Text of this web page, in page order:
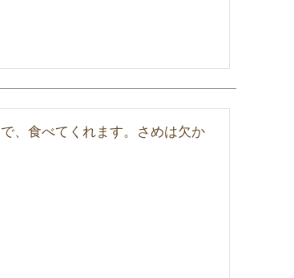
、食べてくれます。さめは欠か